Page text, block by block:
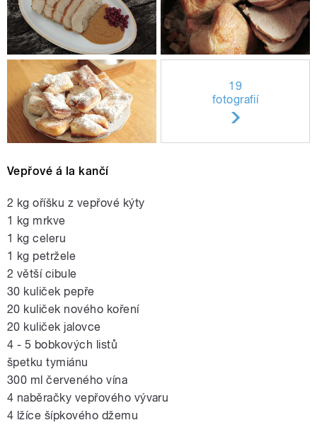
19
fotografií
Vepřové á la kančí
2 kg oříšku z vepřové kýty
1 kg mrkve
1 kg celeru
1 kg petržele
2 větší cibule
30 kuliček pepře
20 kuliček nového koření
20 kuliček jalovce
4 - 5 bobkových listů
špetku tymiánu
300 ml červeného vína
4 naběračky vepřového vývaru
4 lžíce šípkového džemu